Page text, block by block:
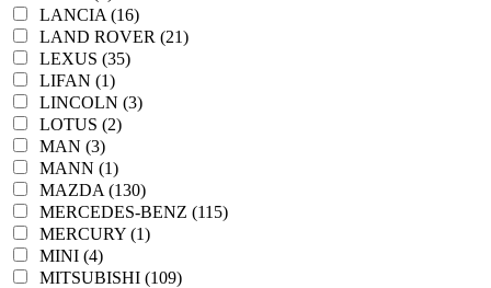
LANCIA (16)
LAND ROVER (21)
LEXUS (35)
LIFAN (1)
LINCOLN (3)
LOTUS (2)
MAN (3)
MANN (1)
MAZDA (130)
MERCEDES-BENZ (115)
MERCURY (1)
MINI (4)
MITSUBISHI (109)